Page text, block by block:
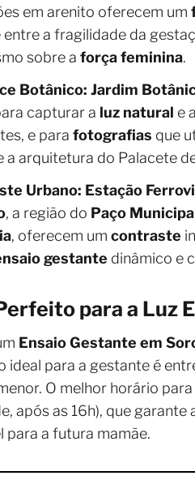
em arenito oferecem um
a fragilidade da
sobre a força feminina.
Botânico: Jardim
capturar a luz natural e
e para fotografias que
a arquitetura do Palacete
Urbano: Estação
, a região do Paço
, oferecem um contraste
gestante dinâmico e
para a Luz
Ensaio Gestante em
ideal para a gestante é
O melhor horário
após as 16h), que garante
a futura mamãe.